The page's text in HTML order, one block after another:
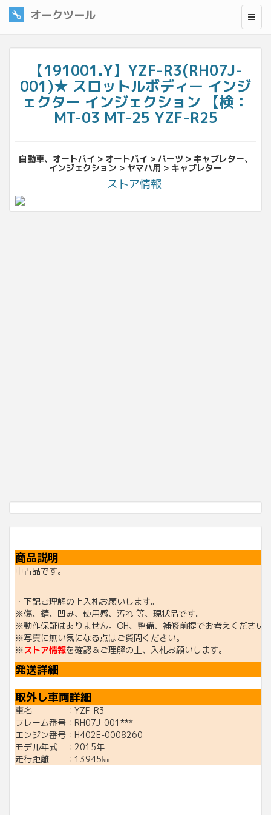
オークツール
【191001.Y】YZF-R3(RH07J-
001)★ スロットルボディー インジ
ェクター インジェクション 【検：
MT-03 MT-25 YZF-R25
自動車、オートバイ > オートバイ > パーツ > キャブレター、
インジェクション > ヤマハ用 > キャブレター
ストア情報
商品説明
中古品です。
・下記ご理解の上入札お願いします。
※傷、錆、凹み、使用感、汚れ 等、現状品です。
※動作保証はありません。OH、整備、補修前提でお考えください
※写真に無い気になる点はご質問ください。
※ストア情報を確認＆ご理解の上、入札お願いします。
発送詳細
取外し車両詳細
車名 ：YZF-R3
フレーム番号：RH07J-001***
エンジン番号：H402E-0008260
モデル年式 ：2015年
走行距離 ：13945㎞